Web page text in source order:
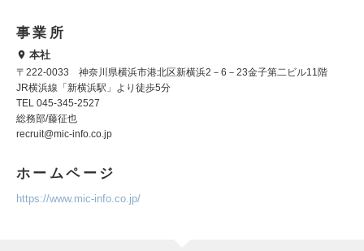
事業所
本社
〒222-0033 神奈川県横浜市港北区新横浜2－6－23金子第二ビル11階
JR横浜線「新横浜駅」より徒歩5分
TEL 045-345-2527
総務部/藤征也
recruit@mic-info.co.jp
ホームページ
https://www.mic-info.co.jp/